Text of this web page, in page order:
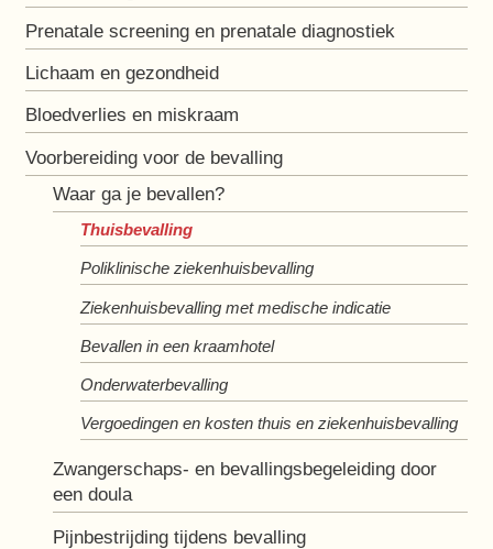
Prenatale screening en prenatale diagnostiek
Lichaam en gezondheid
Bloedverlies en miskraam
Voorbereiding voor de bevalling
Waar ga je bevallen?
Thuisbevalling
Poliklinische ziekenhuisbevalling
Ziekenhuisbevalling met medische indicatie
Bevallen in een kraamhotel
Onderwaterbevalling
Vergoedingen en kosten thuis en ziekenhuisbevalling
Zwangerschaps- en bevallingsbegeleiding door
een doula
Pijnbestrijding tijdens bevalling